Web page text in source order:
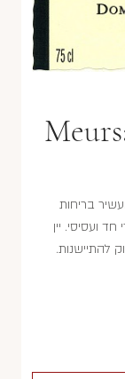
בריחות
ועסיסי. יין
להתיישנות.